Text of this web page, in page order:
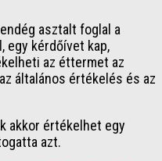
asztalt foglal a
egy kérdőívet kap,
az éttermet az
általános értékelés és az
akkor értékelhet egy
azt.